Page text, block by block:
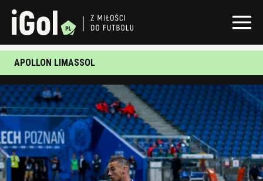
APOLLON LIMASSOL